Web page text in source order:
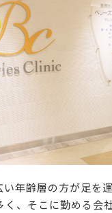
年齢層の方が足を
、そこに勤める会